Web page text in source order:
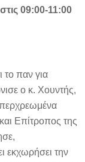
09:00-11:00
το παν για
ο κ. Χουντής,
Επίτροπος της
εκχωρήσει την